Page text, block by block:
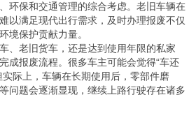
环保和交通管理的综合考虑。老旧车辆在
以满足现代出行需求，及时办理报废不仅
境保护贡献力量。
、老旧货车，还是达到使用年限的私家
成报废流程。很多车主可能会觉得“车还
际上，车辆在长期使用后，零部件磨
问题会逐渐显现，继续上路行驶存在诸多